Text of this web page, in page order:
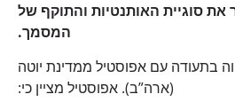
סוגיית האותנטיות והתוקף של
המסמך.
בתעודה עם אפוסטיל ממדינת יוטה
(ארה”ב). אפוסטיל מציין כי: